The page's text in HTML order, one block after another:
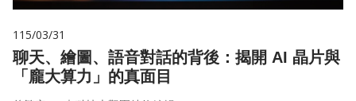
115/03/31
聊天、繪圖、語音對話的背後：揭開 AI 晶片與
「龐大算力」的真面目